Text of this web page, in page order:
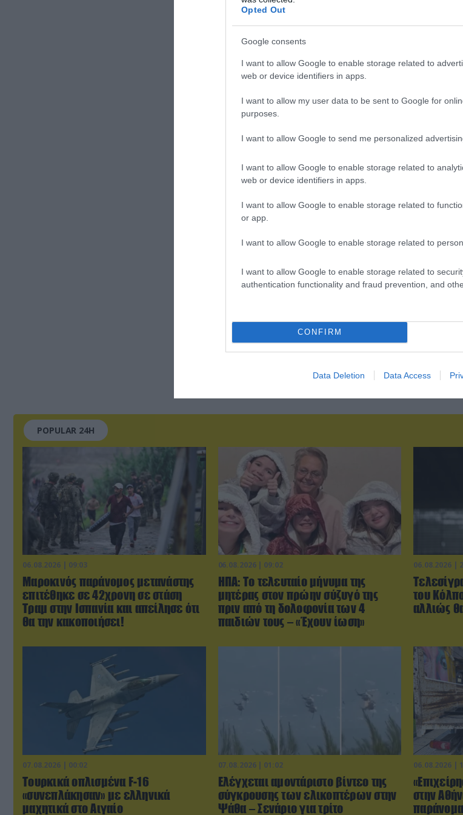
Opted Out
Google consents
I want to allow Google to enable storage related to
web or device identifiers in apps.
I want to allow my user data to be sent to Google for
purposes.
I want to allow Google to send me personalized
I want to allow Google to enable storage related to
web or device identifiers in apps.
I want to allow Google to enable storage related to
or app.
I want to allow Google to enable storage related to
I want to allow Google to enable storage related to
authentication functionality and fraud prevention, and
CONFIRM
Data Deletion Data Access
ΣΧΟΛΙΑΣΤΕ ΤΟ ΑΡΘΡΟ
POPULAR 24H
06.08.2026 | 09:03
Μαροκινός παράνομος μετανάστης
επιτέθηκε σε 42χρονη σε στάση
Τραμ στην Ισπανία και απείλησε ότι
θα την κακοποιήσει!
06.08.2026 | 09:02
ΗΠΑ: Το τελευταίο μήνυμα της
μητέρας στον πρώην σύζυγό της
πριν από τη δολοφονία των 4
παιδιών τους – «Έχουν ίωση»
06.08.2026 |
του
αλλιώς
07.08.2026 | 00:02
Τουρκικά οπλισμένα F-16
«συνεπλάκησαν» με ελληνικά
μαχητικά στο Αιγαίο
07.08.2026 | 01:02
Ελέγχεται αμοντάριστο βίντεο της
σύγκρουσης των ελικοπτέρων στην
Ψάθα – Σενάριο για τρίτο
06.08.2026 |
στην